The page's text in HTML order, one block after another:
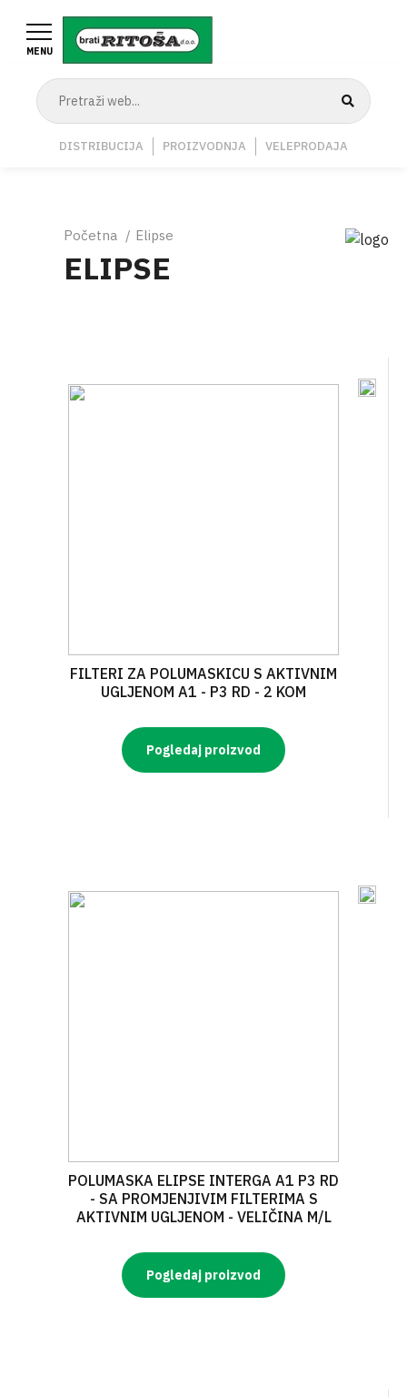
glavni
Navigation
DISTRIBUCIJA PROIZVODNJA VELEPRODAJA
MENU
Breadcrumb
Početna Elipse
ELIPSE
FILTERI ZA POLUMASKICU S AKTIVNIM
UGLJENOM A1 - P3 RD - 2 KOM
Pogledaj proizvod
POLUMASKA ELIPSE INTERGA A1 P3 RD
- SA PROMJENJIVIM FILTERIMA S
AKTIVNIM UGLJENOM - VELIČINA M/L
Pogledaj proizvod